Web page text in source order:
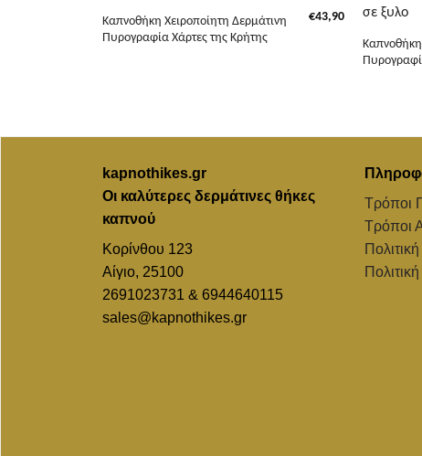
Καπνοθήκη Χειροποίητη Δερμάτινη
Πυρογραφία Χάρτες της Κρήτης
€43,90
+
kapnothikes.gr
Οι καλύτερες δερμάτινες θήκες
καπνού
Κορίνθου 123
Αίγιο, 25100
2691023731 & 6944640115
sales@kapnothikes.gr
Τρόποι
Τρόποι